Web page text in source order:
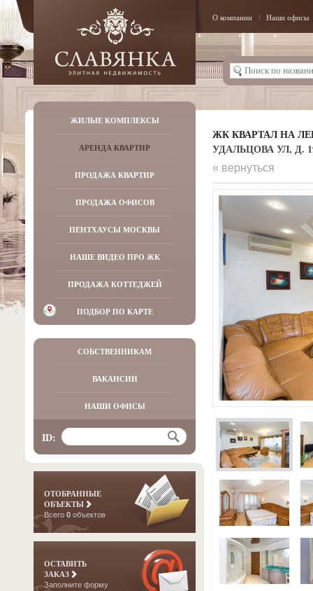
О компании Наши офисы
ЖИЛЫЕ КОМПЛЕКСЫ
АРЕНДА КВАРТИР
ПРОДАЖА КВАРТИР
ПРОДАЖА ОФИСОВ
ПЕНТХАУСЫ МОСКВЫ
НАШЕ ВИДЕО ПРО ЖК
ПРОДАЖА КОТТЕДЖЕЙ
ПОДБОР ПО КАРТЕ
СОБСТВЕННИКАМ
ВАКАНСИИ
НАШИ ОФИСЫ
ID:
ОТОБРАННЫЕ
ОБЪЕКТЫ
Всего 0 объектов
ОСТАВИТЬ
ЗАКАЗ
Заполните форму
ЖК КВАРТАЛ НА
УДАЛЬЦОВА УЛ, Д.
« вернуться